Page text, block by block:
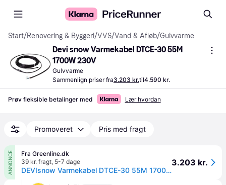
Start/Renovering & Byggeri/VVS/Vand & Afløb/Gulvvarme
Devi snow Varmekabel DTCE-30 55M
1700W 230V
Gulvvarme
Sammenlign priser fra3.203 kr.til4.590 kr.
Prøv fleksible betalinger med Lær hvordan
Promoveret Pris med fragt
ANNONCE
Fra Greenline.dk
39 kr. fragt, 5-7 dage
DEVIsnow Varmekabel DTCE-30 55M 1700W 230V
3.203 kr.